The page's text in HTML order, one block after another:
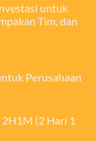
untuk
Tim, dan
Perusahaan
(2 Hari 1